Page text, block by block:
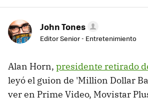
John Tones
Editor Senior - Entretenimiento
Alan Horn, presidente retirado
leyó el guion de 'Million Dollar
ver en Prime Video, Movistar